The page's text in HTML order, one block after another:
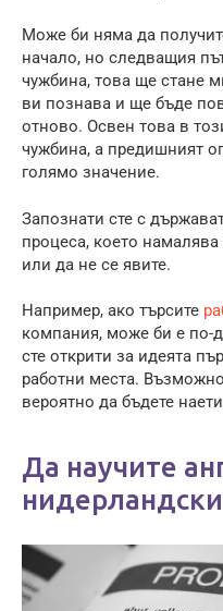
Може би няма да
начало, но следващия
чужбина, това ще стане
ви познава и ще бъде
отново. Освен това в
чужбина, а предишният
голямо значение.
Запознати сте с
процеса, което
или да не се явите.
Например, ако търсите
компания, може би е по-
сте открити за идеята
работни места.
вероятно да бъдете
Да научите
нидерландски